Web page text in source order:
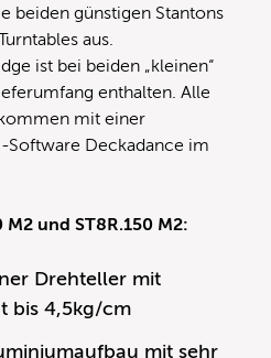
beiden günstigen Stantons
aus.
ist bei beiden „kleinen“
enthalten. Alle
mit einer
Software Deckadance im
und ST8R.150 M2:
Drehteller mit
bis 4,5kg/cm
mit sehr